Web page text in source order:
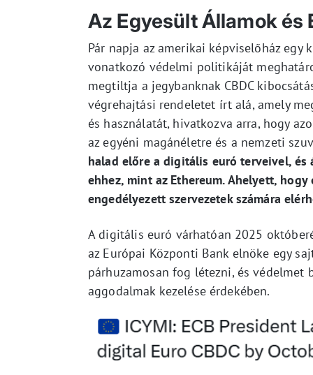
Az Egyesült Államok
Pár napja az amerikai képviselőház egy
vonatkozó védelmi politikáját
megtiltja a jegybanknak CBDC
végrehajtási rendeletet írt alá, amely
és használatát, hivatkozva arra, hogy
az egyéni magánéletre és a nemzeti
halad előre a digitális euró terveivel,
ehhez, mint az Ethereum. Ahelyett,
engedélyezett szervezetek számára
A digitális euró várhatóan 2025
az Európai Központi Bank elnöke egy
párhuzamosan fog létezni, és
aggodalmak kezelése érdekében.